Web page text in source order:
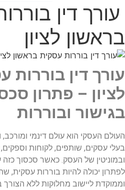
עורך דין
בראשון לציון
עורך דין בוררות
לציון – פתרון
בגישור ובוררות
העולם העסקי הוא עולם דינמי ומורכב,
בעלי עסקים, שותפים, לקוחות
ובמוניטין של העסק. כאשר סכסוך
לפתרון יכולה להיות בוררות עסקית,
וממוקדת ליישוב מחלוקות ללא